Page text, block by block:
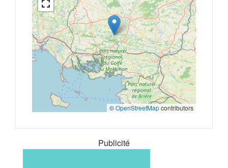
©OpenStreetMapcontributors
Publicité